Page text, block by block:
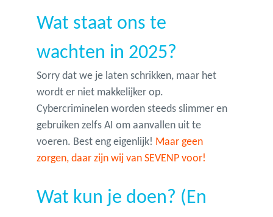
Wat staat ons te
wachten in 2025?
Sorry dat we je laten schrikken, maar het
wordt er niet makkelijker op.
Cybercriminelen worden steeds slimmer en
gebruiken zelfs AI om aanvallen uit te
voeren. Best eng eigenlijk! Maar geen
zorgen, daar zijn wij van SEVENP voor!
Wat kun je doen? (En